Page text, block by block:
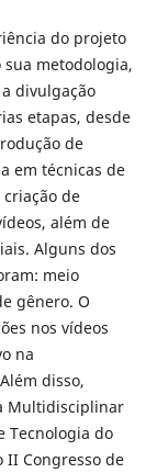
do projeto
sua metodologia,
divulgação
etapas, desde
de
em técnicas de
de
além de
Alguns dos
meio
gênero. O
nos vídeos
na
disso,
Multidisciplinar
Tecnologia do
Congresso de